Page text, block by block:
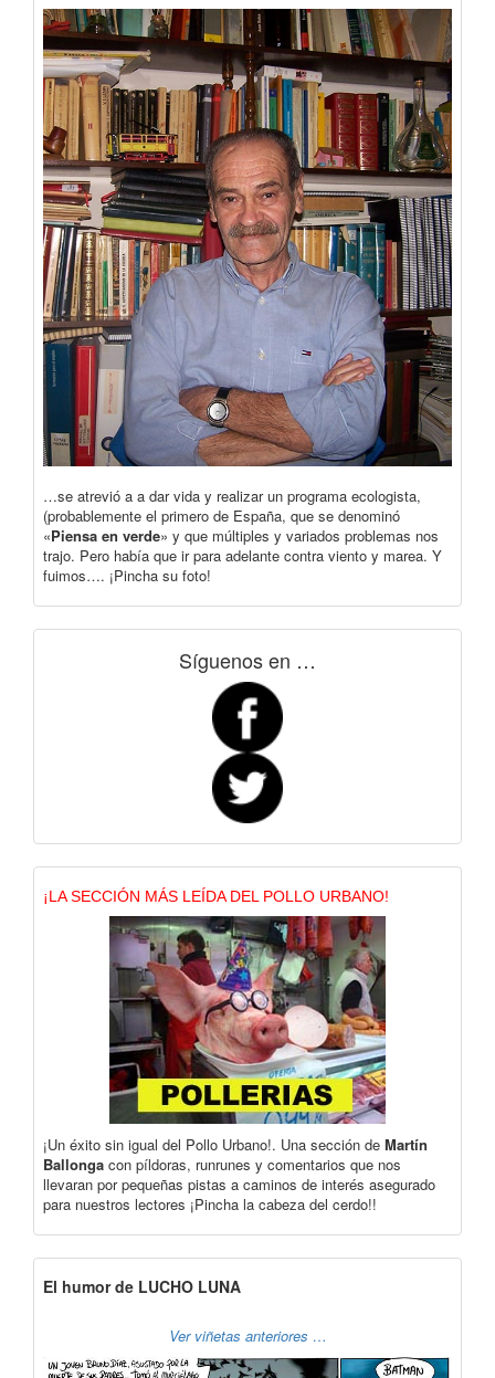
…se atrevió a a dar vida y realizar un programa ecologista,
(probablemente el primero de España, que se denominó
«Piensa en verde» y que múltiples y variados problemas nos
trajo. Pero había que ir para adelante contra viento y marea. Y
fuimos…. ¡Pincha su foto!
Síguenos en …
¡LA SECCIÓN MÁS LEÍDA DEL POLLO URBANO!
¡Un éxito sin igual del Pollo Urbano!. Una sección de Martín
Ballonga con píldoras, runrunes y comentarios que nos
llevaran por pequeñas pistas a caminos de interés asegurado
para nuestros lectores ¡Pincha la cabeza del cerdo!!
El humor de LUCHO LUNA
Ver viñetas anteriores …